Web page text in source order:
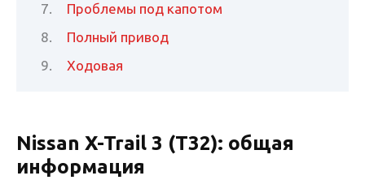
Проблемы под капотом
Полный привод
Ходовая
Nissan X-Trail 3 (Т32): общая
информация